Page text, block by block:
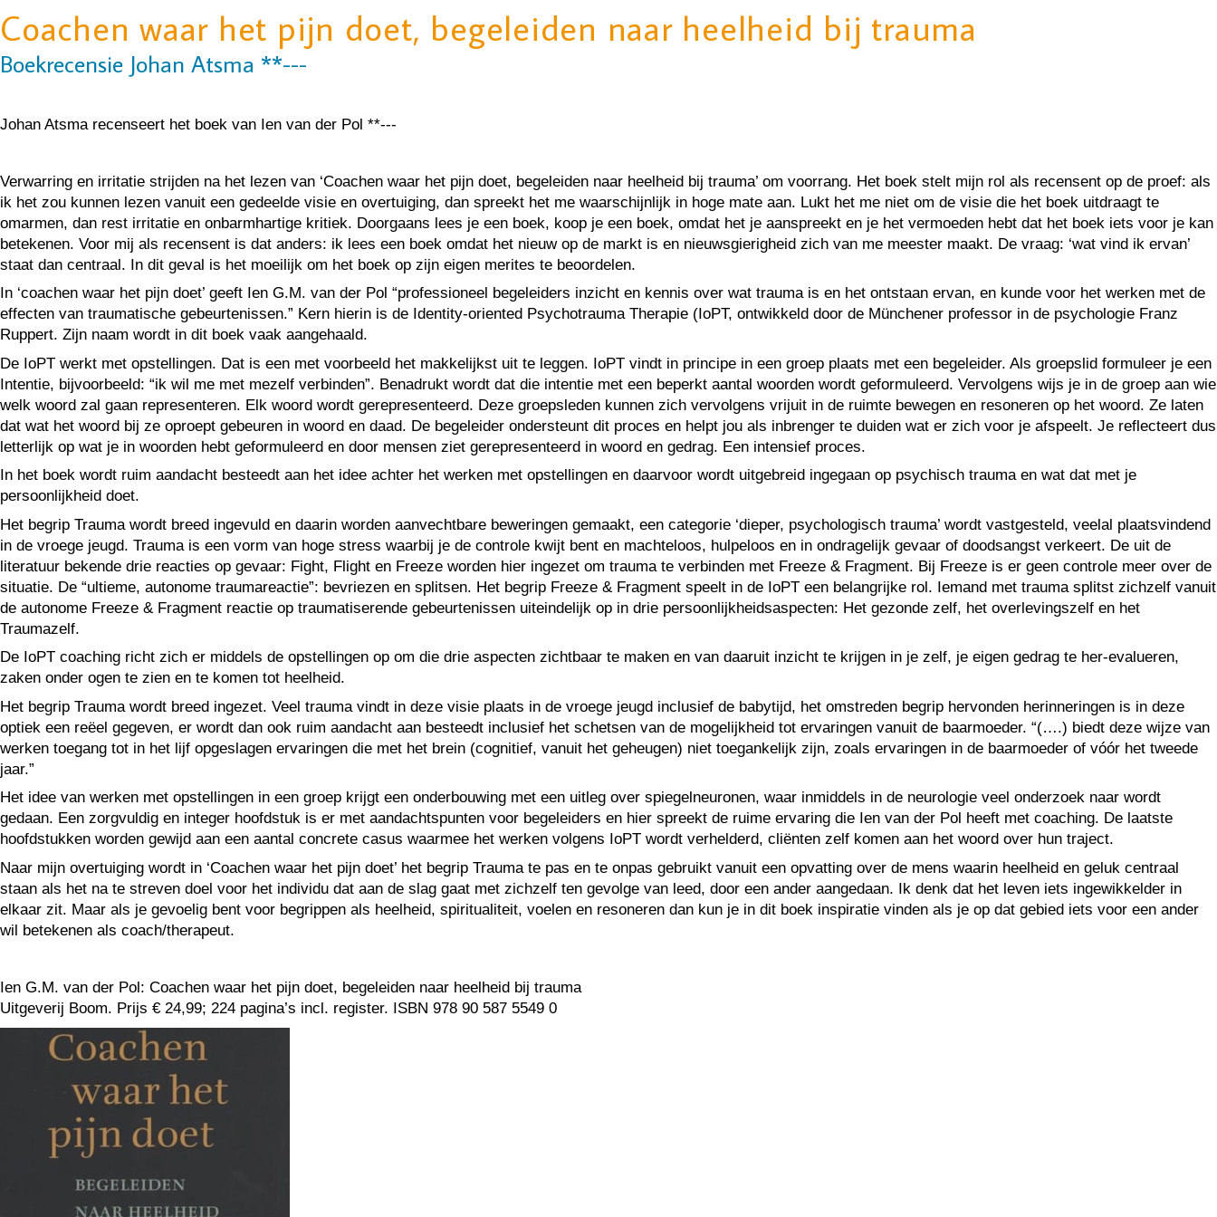
Coachen waar het pijn doet, begeleiden naar heelheid bij trauma
Boekrecensie Johan Atsma **---
Johan Atsma recenseert het boek van Ien van der Pol **---
Verwarring en irritatie strijden na het lezen van ‘Coachen waar het pijn doet, begeleiden naar heelheid bij trauma’ om voorrang. Het boek stelt mijn rol als recensent op de proef: als
ik het zou kunnen lezen vanuit een gedeelde visie en overtuiging, dan spreekt het me waarschijnlijk in hoge mate aan. Lukt het me niet om de visie die het boek uitdraagt te
omarmen, dan rest irritatie en onbarmhartige kritiek. Doorgaans lees je een boek, koop je een boek, omdat het je aanspreekt en je het vermoeden hebt dat het boek iets voor je kan
betekenen. Voor mij als recensent is dat anders: ik lees een boek omdat het nieuw op de markt is en nieuwsgierigheid zich van me meester maakt. De vraag: ‘wat vind ik ervan’
staat dan centraal. In dit geval is het moeilijk om het boek op zijn eigen merites te beoordelen.
In ‘coachen waar het pijn doet’ geeft Ien G.M. van der Pol “professioneel begeleiders inzicht en kennis over wat trauma is en het ontstaan ervan, en kunde voor het werken met de
effecten van traumatische gebeurtenissen.” Kern hierin is de Identity-oriented Psychotrauma Therapie (IoPT, ontwikkeld door de Münchener professor in de psychologie Franz
Ruppert. Zijn naam wordt in dit boek vaak aangehaald.
De IoPT werkt met opstellingen. Dat is een met voorbeeld het makkelijkst uit te leggen. IoPT vindt in principe in een groep plaats met een begeleider. Als groepslid formuleer je een
Intentie, bijvoorbeeld: “ik wil me met mezelf verbinden”. Benadrukt wordt dat die intentie met een beperkt aantal woorden wordt geformuleerd. Vervolgens wijs je in de groep aan wie
welk woord zal gaan representeren. Elk woord wordt gerepresenteerd. Deze groepsleden kunnen zich vervolgens vrijuit in de ruimte bewegen en resoneren op het woord. Ze laten
dat wat het woord bij ze oproept gebeuren in woord en daad. De begeleider ondersteunt dit proces en helpt jou als inbrenger te duiden wat er zich voor je afspeelt. Je reflecteert dus
letterlijk op wat je in woorden hebt geformuleerd en door mensen ziet gerepresenteerd in woord en gedrag. Een intensief proces.
In het boek wordt ruim aandacht besteedt aan het idee achter het werken met opstellingen en daarvoor wordt uitgebreid ingegaan op psychisch trauma en wat dat met je
persoonlijkheid doet.
Het begrip Trauma wordt breed ingevuld en daarin worden aanvechtbare beweringen gemaakt, een categorie ‘dieper, psychologisch trauma’ wordt vastgesteld, veelal plaatsvindend
in de vroege jeugd. Trauma is een vorm van hoge stress waarbij je de controle kwijt bent en machteloos, hulpeloos en in ondragelijk gevaar of doodsangst verkeert. De uit de
literatuur bekende drie reacties op gevaar: Fight, Flight en Freeze worden hier ingezet om trauma te verbinden met Freeze & Fragment. Bij Freeze is er geen controle meer over de
situatie. De “ultieme, autonome traumareactie”: bevriezen en splitsen. Het begrip Freeze & Fragment speelt in de IoPT een belangrijke rol. Iemand met trauma splitst zichzelf vanuit
de autonome Freeze & Fragment reactie op traumatiserende gebeurtenissen uiteindelijk op in drie persoonlijkheidsaspecten: Het gezonde zelf, het overlevingszelf en het
Traumazelf.
De IoPT coaching richt zich er middels de opstellingen op om die drie aspecten zichtbaar te maken en van daaruit inzicht te krijgen in je zelf, je eigen gedrag te her-evalueren,
zaken onder ogen te zien en te komen tot heelheid.
Het begrip Trauma wordt breed ingezet. Veel trauma vindt in deze visie plaats in de vroege jeugd inclusief de babytijd, het omstreden begrip hervonden herinneringen is in deze
optiek een reëel gegeven, er wordt dan ook ruim aandacht aan besteedt inclusief het schetsen van de mogelijkheid tot ervaringen vanuit de baarmoeder. “(….) biedt deze wijze van
werken toegang tot in het lijf opgeslagen ervaringen die met het brein (cognitief, vanuit het geheugen) niet toegankelijk zijn, zoals ervaringen in de baarmoeder of vóór het tweede
jaar.”
Het idee van werken met opstellingen in een groep krijgt een onderbouwing met een uitleg over spiegelneuronen, waar inmiddels in de neurologie veel onderzoek naar wordt
gedaan. Een zorgvuldig en integer hoofdstuk is er met aandachtspunten voor begeleiders en hier spreekt de ruime ervaring die Ien van der Pol heeft met coaching. De laatste
hoofdstukken worden gewijd aan een aantal concrete casus waarmee het werken volgens IoPT wordt verhelderd, cliënten zelf komen aan het woord over hun traject.
Naar mijn overtuiging wordt in ‘Coachen waar het pijn doet’ het begrip Trauma te pas en te onpas gebruikt vanuit een opvatting over de mens waarin heelheid en geluk centraal
staan als het na te streven doel voor het individu dat aan de slag gaat met zichzelf ten gevolge van leed, door een ander aangedaan. Ik denk dat het leven iets ingewikkelder in
elkaar zit. Maar als je gevoelig bent voor begrippen als heelheid, spiritualiteit, voelen en resoneren dan kun je in dit boek inspiratie vinden als je op dat gebied iets voor een ander
wil betekenen als coach/therapeut.
Ien G.M. van der Pol: Coachen waar het pijn doet, begeleiden naar heelheid bij trauma
Uitgeverij Boom. Prijs € 24,99; 224 pagina’s incl. register. ISBN 978 90 587 5549 0